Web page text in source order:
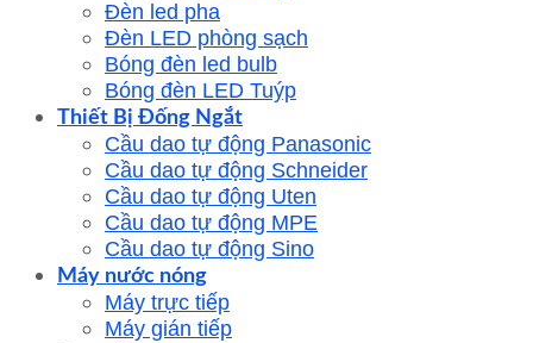
Đèn led pha
Đèn LED phòng sạch
Bóng đèn led bulb
Bóng đèn LED Tuýp
Thiết Bị Đống Ngắt
Cầu dao tự động Panasonic
Cầu dao tự động Schneider
Cầu dao tự động Uten
Cầu dao tự động MPE
Cầu dao tự động Sino
Máy nước nóng
Máy trực tiếp
Máy gián tiếp